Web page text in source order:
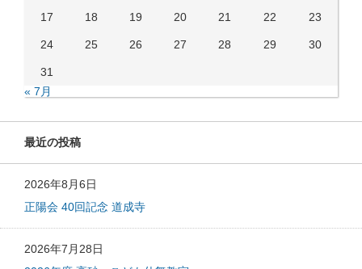
17 18 19 20 21 22 23
24 25 26 27 28 29 30
31
« 7月
最近の投稿
2026年8月6日
正陽会 40回記念 道成寺
2026年7月28日